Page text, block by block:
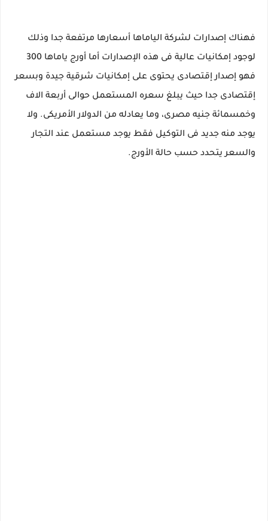
فهناك إصدارات لشركة الياماها أسعارها مرتفعة جدا وذلك
لوجود إمكانيات عالية فى هذه الإصدارات أما أورج ياماها 300
فهو إصدار إقتصادى يحتوى على إمكانيات شرقية جيدة وبسعر
إقتصادى جدا حيث يبلغ سعره المستعمل حوالى أربعة الاف
وخمسمائة جنيه مصرى، وما يعادله من الدولار الأمريكى. ولا
يوجد منه جديد فى التوكيل فقط يوجد مستعمل عند التجار
والسعر يتحدد حسب حالة الأورج.